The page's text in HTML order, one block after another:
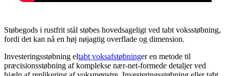
Støbegods i rustfrit stål støbes hovedsageligt ved tabt voksstøbning,
fordi det kan nå en høj nøjagtig overflade og dimension.
Investeringsstøbning eltabt voksafstøbninger en metode til
præcisionsstøbning af komplekse nær-net-formede detaljer ved